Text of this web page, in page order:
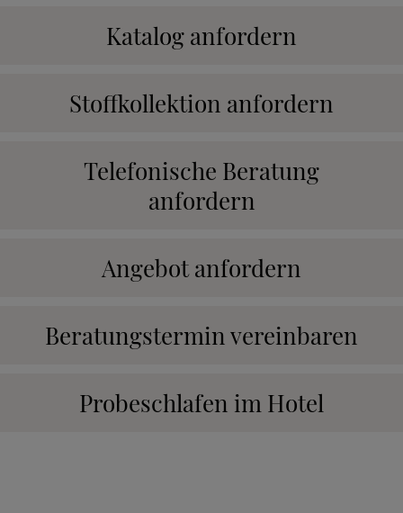
Katalog anfordern
Stoffkollektion anfordern
Telefonische Beratung
anfordern
Angebot anfordern
Beratungstermin vereinbaren
Probeschlafen im Hotel